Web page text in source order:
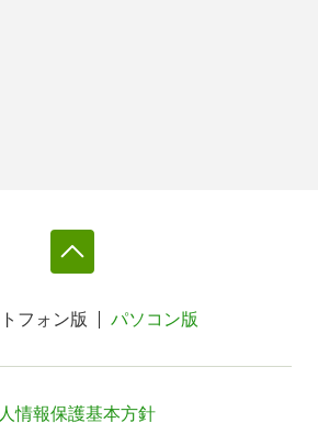
フォン版 パソコン版
情報保護基本方針